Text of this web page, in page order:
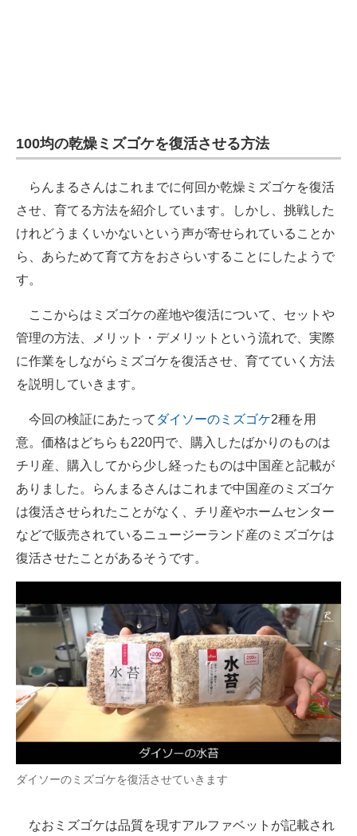
100均の乾燥ミズゴケを復活させる方法
らんまるさんはこれまでに何回か乾燥ミズゴケを復活
させ、育てる方法を紹介しています。しかし、挑戦した
けれどうまくいかないという声が寄せられていることか
ら、あらためて育て方をおさらいすることにしたようで
す。
ここからはミズゴケの産地や復活について、セットや
管理の方法、メリット・デメリットという流れで、実際
に作業をしながらミズゴケを復活させ、育てていく方法
を説明していきます。
今回の検証にあたって ダイソーのミズゴケ2種を用
意。価格はどちらも220円で、購入したばかりのものは
チリ産、購入してから少し経ったものは中国産と記載が
ありました。らんまるさんはこれまで中国産のミズゴケ
は復活させられたことがなく、チリ産やホームセンター
などで販売されているニュージーランド産のミズゴケは
復活させたことがあるそうです。
ダイソーのミズゴケを復活させていきます
なおミズゴケは品質を現すアルファベットが記載され